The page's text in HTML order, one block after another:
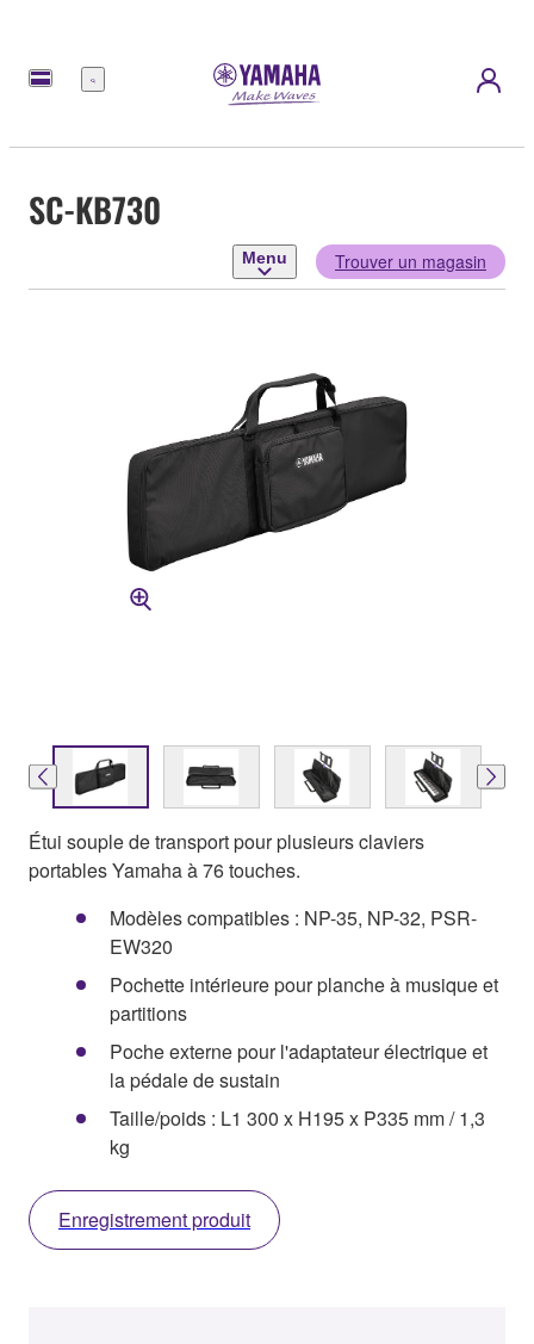
Menu
SC-KB730
Menu Trouver un magasin
Étui souple de transport pour plusieurs claviers
portables Yamaha à 76 touches.
Modèles compatibles : NP-35, NP-32, PSR-
EW320
Pochette intérieure pour planche à musique et
partitions
Poche externe pour l'adaptateur électrique et
la pédale de sustain
Taille/poids : L1 300 x H195 x P335 mm / 1,3
kg
Enregistrement produit